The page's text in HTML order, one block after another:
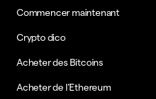
Commencer maintenant
Crypto dico
Acheter des Bitcoins
Acheter de l’Ethereum